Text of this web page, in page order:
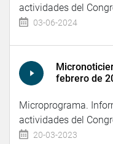
actividades del
03-06-2024
febrero de
Microprograma.
actividades del
20-03-2023